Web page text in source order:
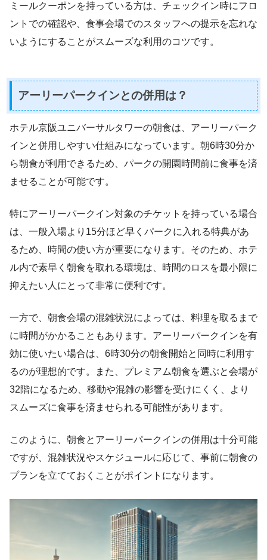
ミールクーポンを持っている方は、チェックイン時にフロ
ントでの確認や、食事会場でのスタッフへの提示を忘れな
いようにすることがスムーズな利用のコツです。
アーリーパークインとの併用は？
ホテル京阪ユニバーサルタワーの朝食は、アーリーパーク
インと併用しやすい仕組みになっています。朝6時30分か
ら朝食が利用できるため、パークの開園時間前に食事を済
ませることが可能です。
特にアーリーパークイン対象のチケットを持っている場合
は、一般入場より15分ほど早くパークに入れる特典があ
るため、時間の使い方が重要になります。そのため、ホテ
ル内で素早く朝食を取れる環境は、時間のロスを最小限に
抑えたい人にとって非常に便利です。
一方で、朝食会場の混雑状況によっては、料理を取るまで
に時間がかかることもあります。アーリーパークインを有
効に使いたい場合は、6時30分の朝食開始と同時に利用す
るのが理想的です。また、プレミアム朝食を選ぶと会場が
32階になるため、移動や混雑の影響を受けにくく、より
スムーズに食事を済ませられる可能性があります。
このように、朝食とアーリーパークインの併用は十分可能
ですが、混雑状況やスケジュールに応じて、事前に朝食の
プランを立てておくことがポイントになります。